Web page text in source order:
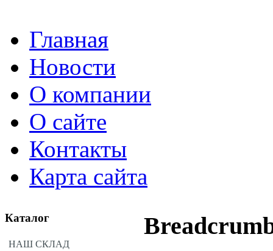
Главная
Новости
О компании
О сайте
Контакты
Карта сайта
Каталог
НАШ СКЛАД